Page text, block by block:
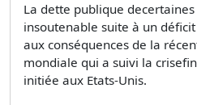
La dette publique
insoutenable suite à un
aux conséquences de la
mondiale qui a suivi la
initiée aux Etats-Unis.